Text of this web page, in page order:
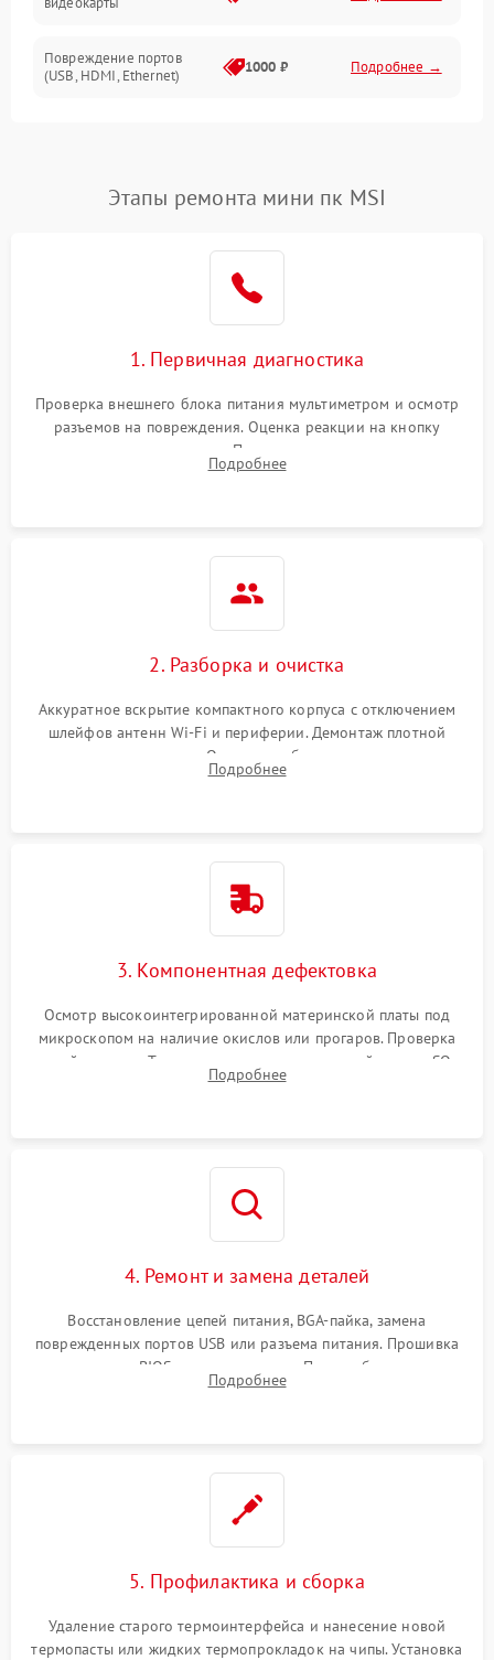
Повреждение портов
(USB, HDMI, Ethernet)
1000 ₽ Подробнее →
Неисправность Wi-
1000 ₽
Повреждение разъемов
800 ₽ Подробнее →
Неисправность сетевой
карты
1000 ₽ Подробнее →
Этапы ремонта мини пк MSI
1. Первичная диагностика
Проверка внешнего блока питания мультиметром и осмотр
разъемов на повреждения. Оценка реакции на кнопку
включения и индикацию. Подключение к монитору для
выявления ошибок POST или отсутствия инициализации.
Подробнее
2. Разборка и очистка
Аккуратное вскрытие компактного корпуса с отключением
шлейфов антенн Wi-Fi и периферии. Демонтаж плотной
системы охлаждения. Очистка турбины и радиатора от
спрессованной пыли антистатической кистью и сжатым
Подробнее
3. Компонентная дефектовка
Осмотр высокоинтегрированной материнской платы под
микроскопом на наличие окислов или прогаров. Проверка
цепей питания. Тестирование съемных модулей памяти SO-
DIMM и накопителей M.2 на стенде для выявления сбоев.
Подробнее
4. Ремонт и замена деталей
Восстановление цепей питания, BGA-пайка, замена
поврежденных портов USB или разъема питания. Прошивка
микросхемы BIOS программатором. При необходимости
установка нового накопителя, оперативной памяти или
Подробнее
5. Профилактика и сборка
Удаление старого термоинтерфейса и нанесение новой
термопасты или жидких термопрокладок на чипы. Установка